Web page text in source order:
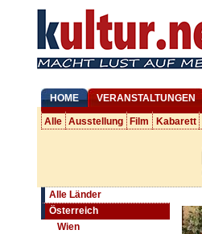
HOME VERANSTALTUNGEN
Alle Ausstellung Film Kabarett
Alle Länder
Österreich
Wien